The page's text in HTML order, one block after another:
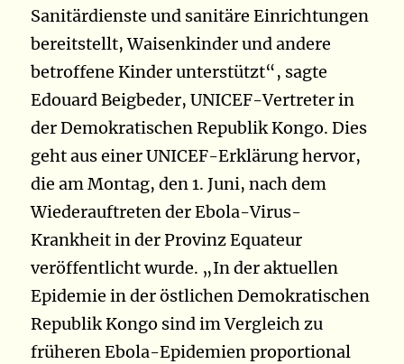
Sanitärdienste und sanitäre Einrichtungen
bereitstellt, Waisenkinder und andere
betroffene Kinder unterstützt“, sagte
Edouard Beigbeder, UNICEF-Vertreter in
der Demokratischen Republik Kongo. Dies
geht aus einer UNICEF-Erklärung hervor,
die am Montag, den 1. Juni, nach dem
Wiederauftreten der Ebola-Virus-
Krankheit in der Provinz Equateur
veröffentlicht wurde. „In der aktuellen
Epidemie in der östlichen Demokratischen
Republik Kongo sind im Vergleich zu
früheren Ebola-Epidemien proportional